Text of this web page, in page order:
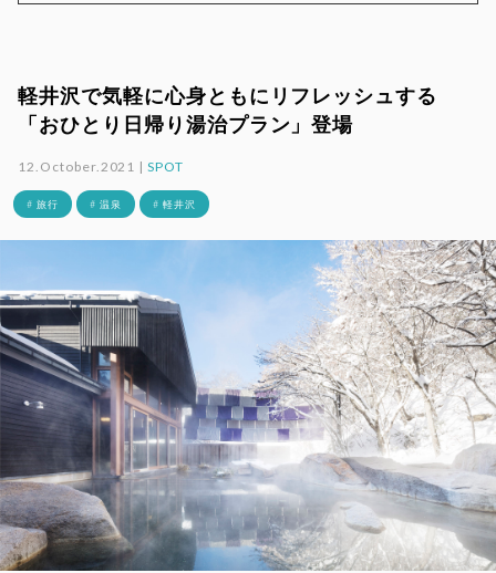
軽井沢で気軽に心身ともにリフレッシュする
「おひとり日帰り湯治プラン」登場
12.October.2021 |SPOT
# 旅行 # 温泉 # 軽井沢